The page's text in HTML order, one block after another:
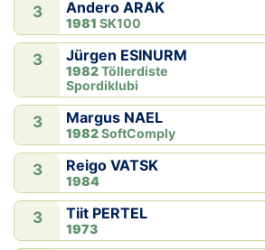
3 Andero ARAK
1981 SK100
3 Jürgen ESINURM
1982Töllerdiste
Spordiklubi
3 Margus NAEL
1982SoftComply
3 Reigo VATSK
1984
3 Tiit PERTEL
1973